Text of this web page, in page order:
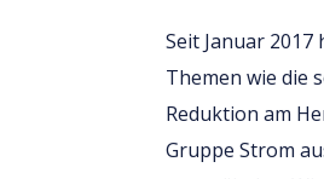
Seit Januar
Themen wie die
Reduktion am
Gruppe Strom